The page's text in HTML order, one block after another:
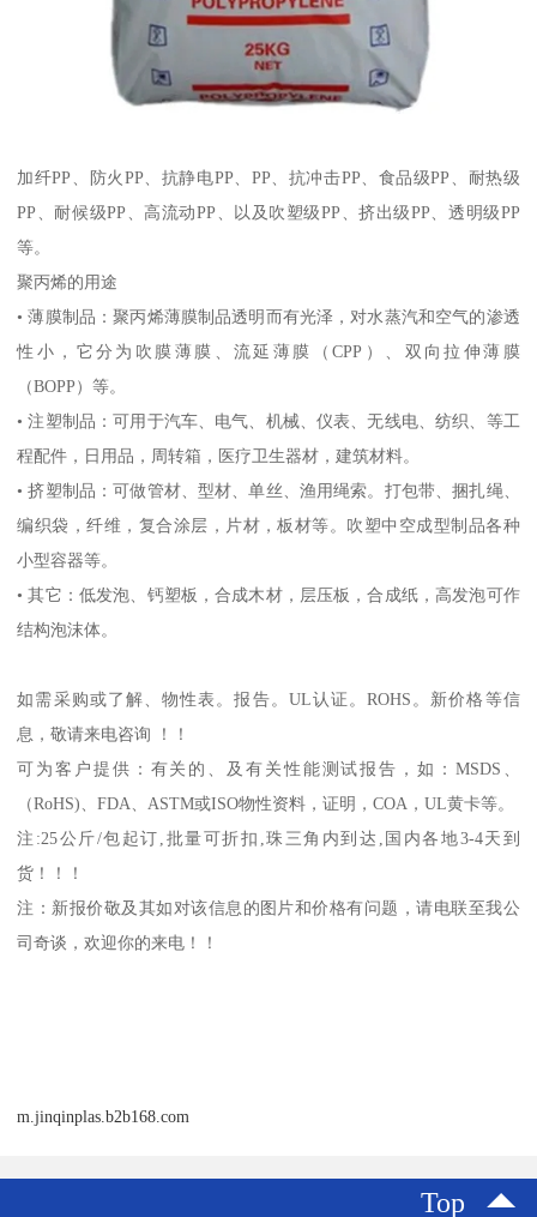
加纤PP 、防火 PP 、抗静电PP PP 、抗冲击PP 、食品级PP 、耐热级
PP 、耐候级PP 、高流动PP 、以及吹塑级PP 、挤出级PP 、透明级PP
等。
聚丙烯的用途
•薄膜制品：聚丙烯薄膜制品透明而有光泽，对水蒸汽和空气的渗透
性小，它分为吹膜薄膜、流延薄膜（CPP ）、双向拉伸薄膜
（BOPP ）等。
•注塑制品：可用于汽车、电气、机械、仪表、无线电、纺织、等工
程配件，日用品，周转箱，医疗卫生器材，建筑材料。
•挤塑制品：可做管材、型材、单丝、渔用绳索。打包带、捆扎绳、
编织袋，纤维，复合涂层，片材，板材等。吹塑中空成型制品各种
小型容器等。
•其它：低发泡、钙塑板，合成木材，层压板，合成纸，高发泡可作
结构泡沫体。
如需采购或了解、物性表。报告。 UL认证。ROHS 。新价格等信
息，敬请来电咨询 ！！
可为客户提供：有关的、及有关性能测试报告，如： MSDS
（RoHS) 、FDA ASTM或ISO物性资料，证明，COA ，UL黄卡等。
注 :25公斤/包起订 批量可折扣 珠三角内到达 国内各地3-4天到
货！！！
注：新报价敬及其如对该信息的图片和价格有问题，请电联至我公
司奇谈，欢迎你的来电！！
m.jinqinplas.b2b168.com
Top